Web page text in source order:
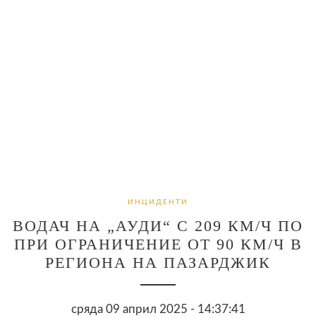
ИНЦИДЕНТИ
ВОДАЧ НА „АУДИ“ С 209 КМ/Ч ПО
ПРИ ОГРАНИЧЕНИЕ ОТ 90 КМ/Ч В
РЕГИОНА НА ПАЗАРДЖИК
сряда 09 април 2025 - 14:37:41